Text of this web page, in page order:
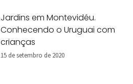
Jardins em Montevidéu.
Conhecendo o Uruguai com
crianças
15 de setembro de 2020